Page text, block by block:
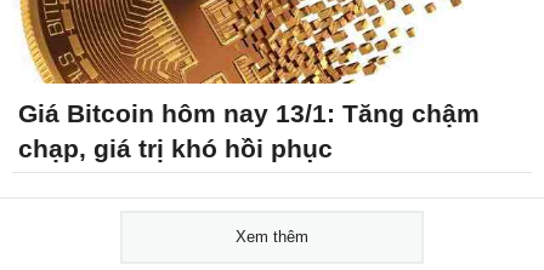
Giá Bitcoin hôm nay 13/1: Tăng chậm
chạp, giá trị khó hồi phục
Xem thêm